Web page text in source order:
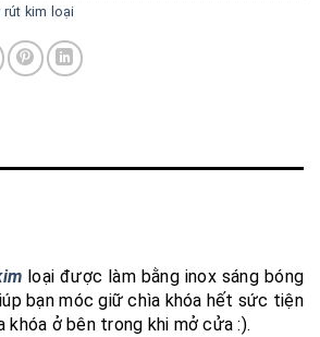
kim loại
loại được làm bằng inox sáng bóng
bạn móc giữ chìa khóa hết sức tiện
khóa ở bên trong khi mở cửa :).